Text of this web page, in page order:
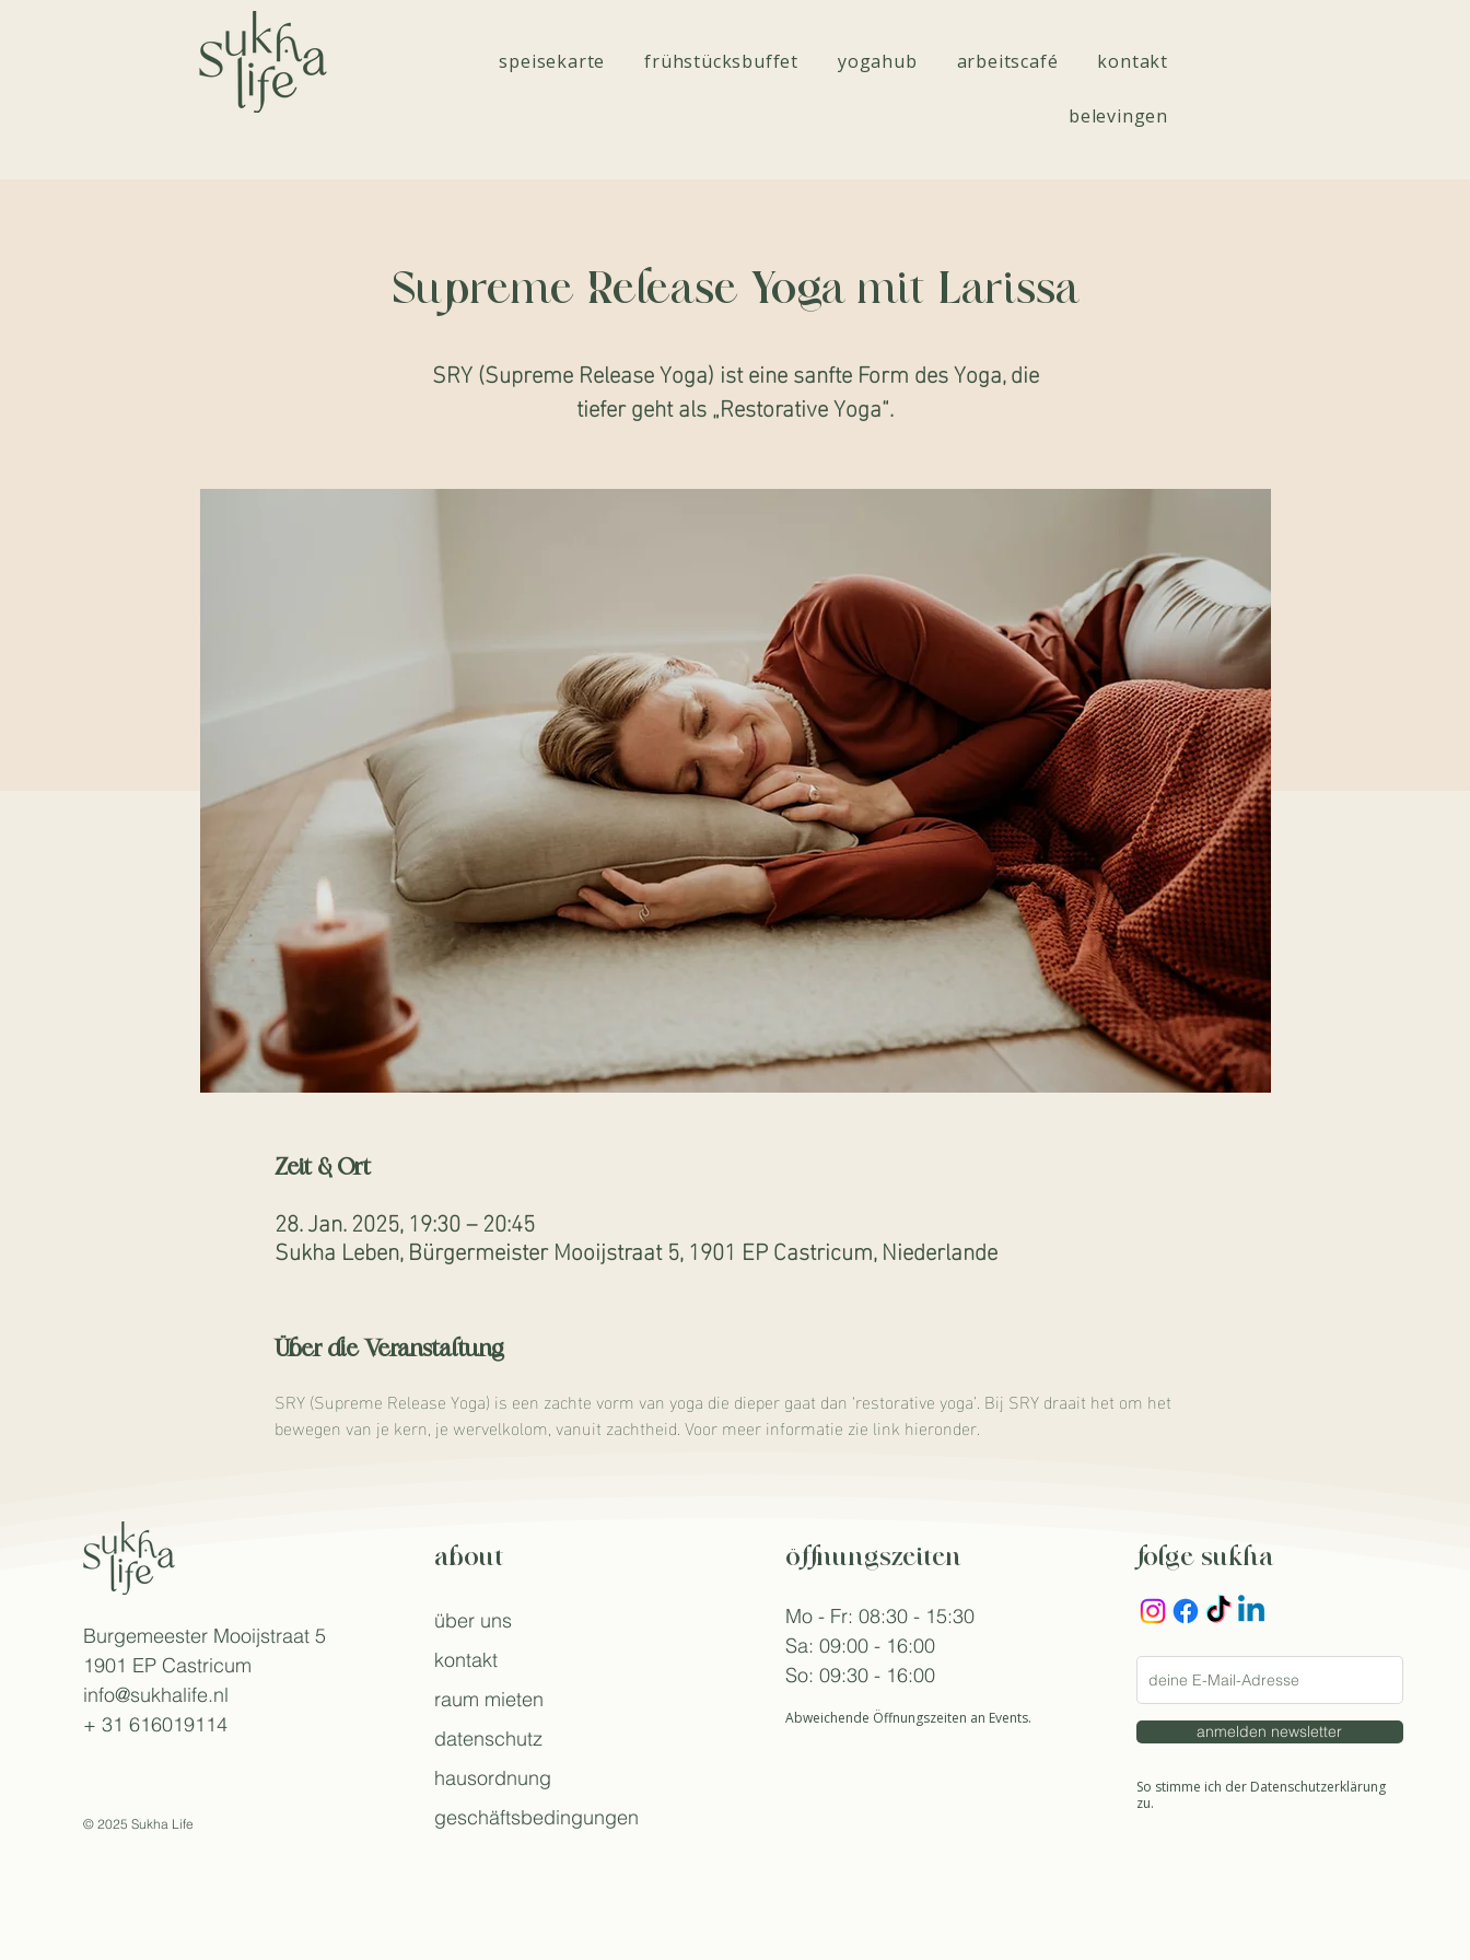
speisekarte frühstücksbuffet yogahub arbeitscafé kontakt
belevingen
Supreme Release Yoga mit Larissa
SRY (Supreme Release Yoga) ist eine sanfte Form des Yoga, die
tiefer geht als „Restorative Yoga“.
Zeit & Ort
28. Jan. 2025, 19:30 – 20:45
Sukha Leben, Bürgermeister Mooijstraat 5, 1901 EP Castricum, Niederlande
Über die Veranstaltung
SRY (Supreme Release Yoga) is een zachte vorm van yoga die dieper gaat dan ‘restorative yoga’. Bij SRY draait het om het
bewegen van je kern, je wervelkolom, vanuit zachtheid. Voor meer informatie zie link hieronder.
Burgemeester Mooijstraat 5
1901 EP Castricum
info@sukhalife.nl
+ 31 616019114
© 2025 Sukha Life
about
über uns
kontakt
raum mieten
datenschutz
hausordnung
geschäftsbedingungen
öffnungszeiten
Mo - Fr: 08:30 - 15:30
Sa: 09:00 - 16:00
So: 09:30 - 16:00
Abweichende Öffnungszeiten an Events.
folge sukha
anmelden newsletter
So stimme ich der Datenschutzerklärung
zu.